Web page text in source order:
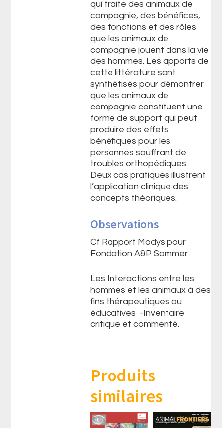
qui traite des animaux de
compagnie, des bénéfices,
des fonctions et des rôles
que les animaux de
compagnie jouent dans la vie
des hommes. Les apports de
cette littérature sont
synthétisés pour démontrer
que les animaux de
compagnie constituent une
forme de support qui peut
produire des effets
bénéfiques pour les
personnes souffrant de
troubles orthopédiques.
Deux cas pratiques illustrent
l’application clinique des
concepts théoriques.
Observations
Cf Rapport Modys pour
Fondation A&P Sommer
Les Interactions entre les
hommes et les animaux à des
fins thérapeutiques ou
éducatives -Inventaire
critique et commenté.
Produits
similaires